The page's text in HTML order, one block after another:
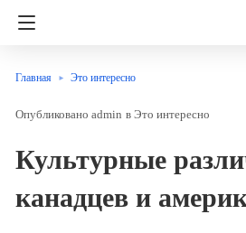
Главная Это интересно
admin в Это интересно
Культурные
канадцев и